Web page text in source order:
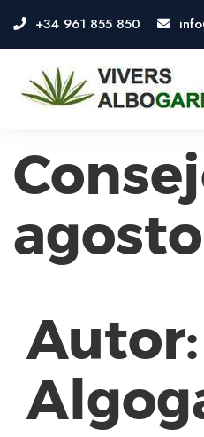
+34 961 855 850
agosto
Autor: